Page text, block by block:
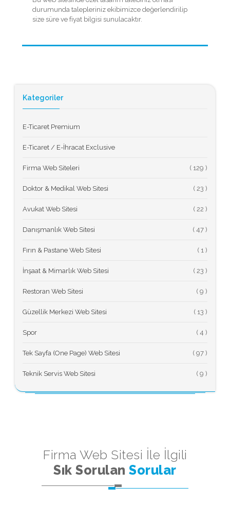
durumunda talepleriniz ekibimizce değerlendirilip
size süre ve fiyat bilgisi sunulacaktır.
Kategoriler
E-Ticaret Premium
E-Ticaret / E-İhracat Exclusive
Firma Web Siteleri (
Doktor & Medikal Web Sitesi (
Avukat Web Sitesi (
Danışmanlık Web Sitesi (
Fırın & Pastane Web Sitesi (
İnşaat & Mimarlık Web Sitesi (
Restoran Web Sitesi (
Güzellik Merkezi Web Sitesi (
Spor (
Tek Sayfa (One Page) Web Sitesi (
Teknik Servis Web Sitesi (
Firma Web Sitesi İle İlgili
Sık SorulanSorular